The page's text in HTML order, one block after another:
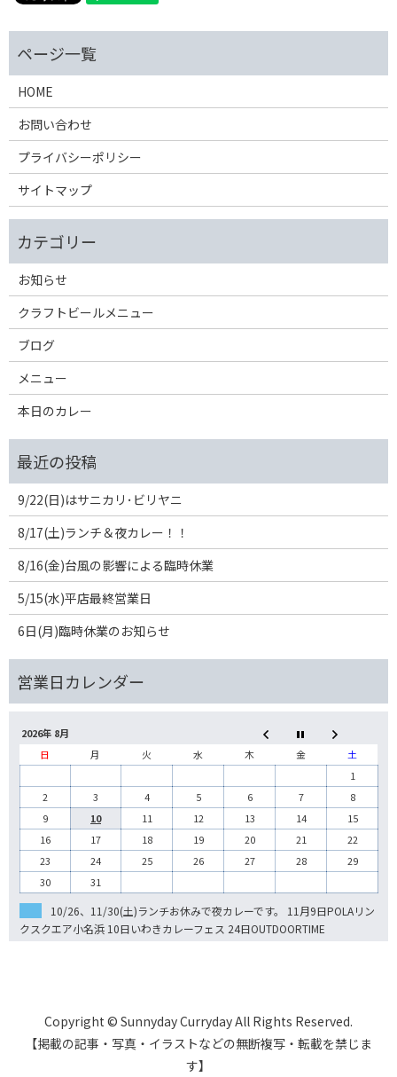
HOME
お問い合わせ
プライバシーポリシー
サイトマップ
お知らせ
クラフトビールメニュー
ブログ
メニュー
本日のカレー
9/22(日)はサニカリ･ビリヤニ
8/17(土)ランチ＆夜カレー！！
8/16(金)台風の影響による臨時休業
5/15(水)平店最終営業日
6日(月)臨時休業のお知らせ
2026年 8月
日
月 火 水 木 金
土
1
2
3 4 5 6 7
8
9
10 11 12 13 14
15
16
17 18 19 20 21
22
23
24 25 26 27 28
29
30
31
10/26、11/30(土)ランチお休みで夜カレーです。 11月9日POLAリン
クスクエア小名浜 10日いわきカレーフェス 24日OUTDOORTIME
Copyright © Sunnyday Curryday All Rights Reserved.
【掲載の記事・写真・イラストなどの無断複写・転載を禁じま
す】